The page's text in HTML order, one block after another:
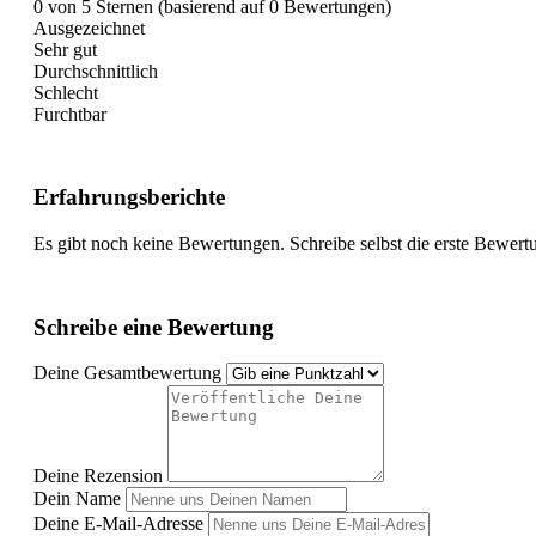
0 von 5 Sternen (basierend auf 0 Bewertungen)
Ausgezeichnet
Sehr gut
Durchschnittlich
Schlecht
Furchtbar
Erfahrungsberichte
Es gibt noch keine Bewertungen. Schreibe selbst die erste
Schreibe eine Bewertung
Deine Gesamtbewertung
Deine Rezension
Dein Name
Deine E-Mail-Adresse